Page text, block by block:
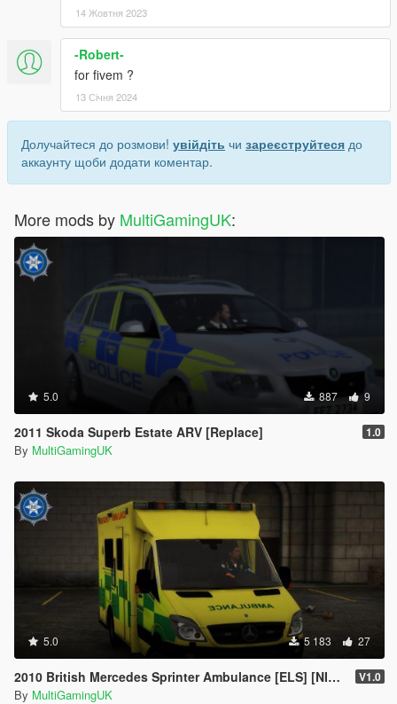
14 Жовтня 2023
-Robert-
for fivem ?
13 Січня 2024
Долучайтеся до розмови! увійдіть чи зареєструйтеся до
аккаунту щоби додати коментар.
More mods by MultiGamingUK:
5.0 887 9
2011 Skoda Superb Estate ARV [Replace] 1.0
By MultiGamingUK
5.0 5 183 27
2010 British Mercedes Sprinter Ambulance [ELS] [NIAS] [LAS] V1.0
By MultiGamingUK